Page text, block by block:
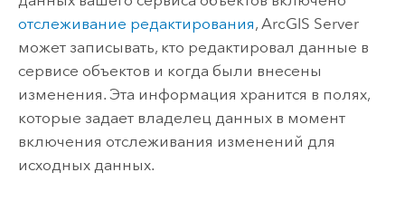
отслеживание редактирования, ArcGIS Server
может записывать, кто редактировал данные в
сервисе объектов и когда были внесены
изменения. Эта информация хранится в полях,
которые задает владелец данных в момент
включения отслеживания изменений для
исходных данных.